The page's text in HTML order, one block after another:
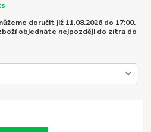
doručit již 11.08.2026 do 17:00.
objednáte nejpozději do zítra do